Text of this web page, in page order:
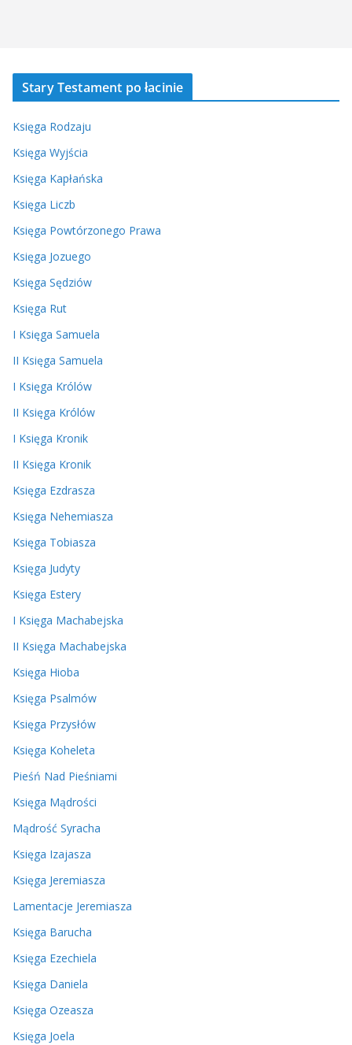
Stary Testament po łacinie
Księga Rodzaju
Księga Wyjścia
Księga Kapłańska
Księga Liczb
Księga Powtórzonego Prawa
Księga Jozuego
Księga Sędziów
Księga Rut
I Księga Samuela
II Księga Samuela
I Księga Królów
II Księga Królów
I Księga Kronik
II Księga Kronik
Księga Ezdrasza
Księga Nehemiasza
Księga Tobiasza
Księga Judyty
Księga Estery
I Księga Machabejska
II Księga Machabejska
Księga Hioba
Księga Psalmów
Księga Przysłów
Księga Koheleta
Pieśń Nad Pieśniami
Księga Mądrości
Mądrość Syracha
Księga Izajasza
Księga Jeremiasza
Lamentacje Jeremiasza
Księga Barucha
Księga Ezechiela
Księga Daniela
Księga Ozeasza
Księga Joela